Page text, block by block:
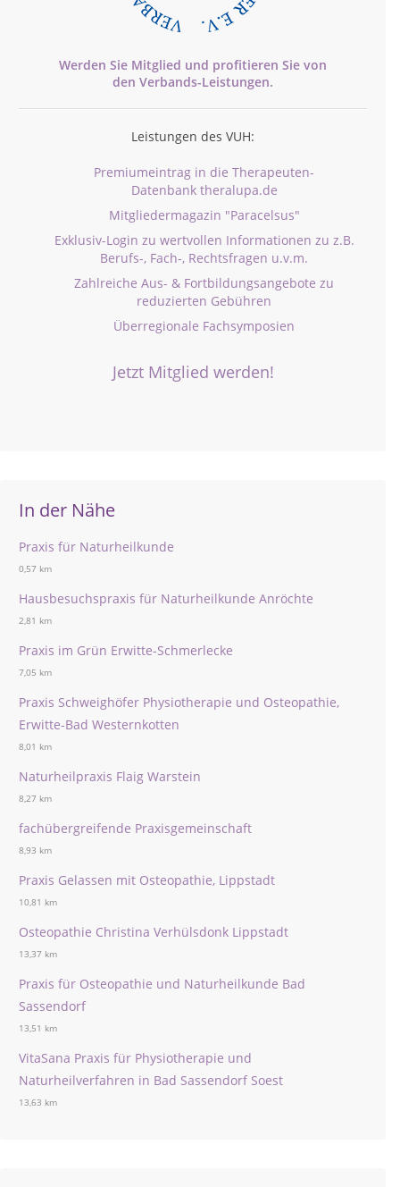
Werden Sie Mitglied und profitieren Sie von
den Verbands-Leistungen.
Leistungen des VUH:
Premiumeintrag in die Therapeuten-
Datenbank theralupa.de
Mitgliedermagazin "Paracelsus"
Exklusiv-Login zu wertvollen Informationen zu z.B.
Berufs-, Fach-, Rechtsfragen u.v.m.
Zahlreiche Aus- & Fortbildungsangebote zu
reduzierten Gebühren
Überregionale Fachsymposien
Jetzt Mitglied werden!
In der Nähe
Praxis für Naturheilkunde
0,57 km
Hausbesuchspraxis für Naturheilkunde Anröchte
2,81 km
Praxis im Grün Erwitte-Schmerlecke
7,05 km
Praxis Schweighöfer Physiotherapie und Osteopathie,
Erwitte-Bad Westernkotten
8,01 km
Naturheilpraxis Flaig Warstein
8,27 km
fachübergreifende Praxisgemeinschaft
8,93 km
Praxis Gelassen mit Osteopathie, Lippstadt
10,81 km
Osteopathie Christina Verhülsdonk Lippstadt
13,37 km
Praxis für Osteopathie und Naturheilkunde Bad
Sassendorf
13,51 km
VitaSana Praxis für Physiotherapie und
Naturheilverfahren in Bad Sassendorf Soest
13,63 km